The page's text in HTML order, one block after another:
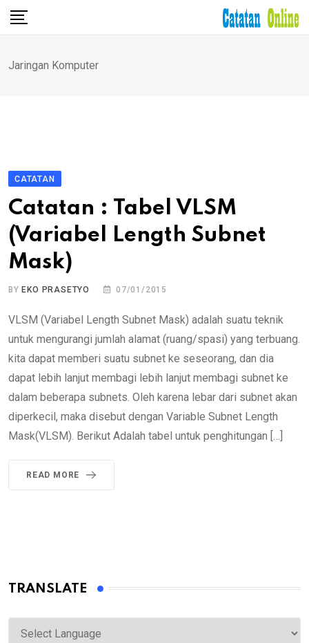
Skip
Jaringan Komputer
CATATAN
Catatan : Tabel VLSM
(Variabel Length Subnet
Mask)
BYEKO PRASETYO 07/01/2015
VLSM (Variabel Length Subnet Mask) adalah suatu teknik
untuk mengurangi jumlah alamat (ruang/spasi) yang terbuang.
kita dapat memberi suatu subnet ke seseorang, dan dia
dapat lebih lanjut membagi lebih lanjut membagi subnet ke
dalam beberapa subnets. Oleh karena lebar dari subnet akan
diperkecil, maka disebut dengan Variable Subnet Length
Mask(VLSM). Berikut Adalah tabel untuk penghitungan […]
READ MORE
TRANSLATE